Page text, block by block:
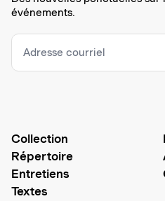
événements.
Collection
Répertoire
Entretiens
Textes